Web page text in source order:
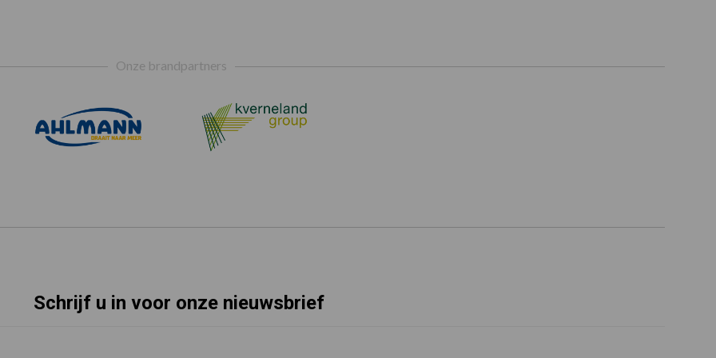
Onze brandpartners
Schrijf u in voor onze nieuwsbrief